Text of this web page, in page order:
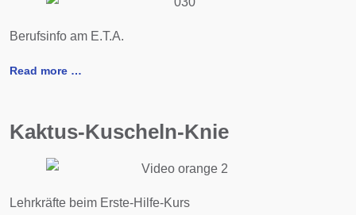
Berufsinfo am E.T.A.
Read more …
Kaktus-Kuscheln-Knie
Lehrkräfte beim Erste-Hilfe-Kurs